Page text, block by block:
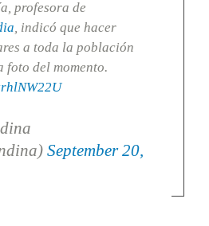
profesora de
, indicó que hacer
a toda la población
foto del momento.
September 20,